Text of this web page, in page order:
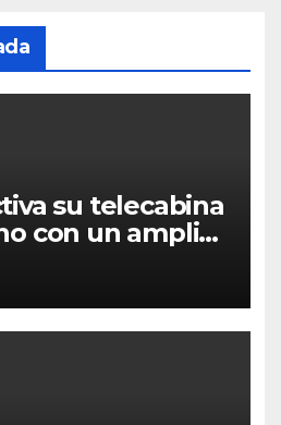
su telecabina
con un amplio
actividades